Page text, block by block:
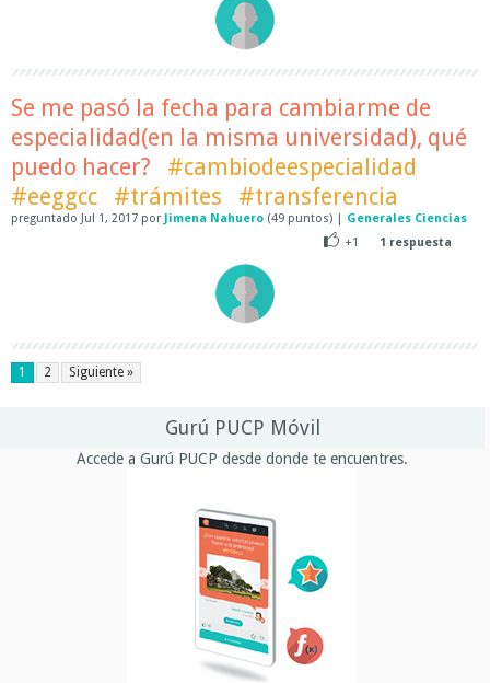
Se me pasó la fecha para cambiarme de
especialidad(en la misma universidad), qué
puedo hacer?
#cambiodeespecialidad
#eeggcc
#trámites #transferencia
preguntado Jul 1, 2017 por Jimena Nahuero (49 puntos) | Generales Ciencias
+1
1 respuesta
1 2 Siguiente »
Gurú PUCP Móvil
Accede a Gurú PUCP desde donde te encuentres.